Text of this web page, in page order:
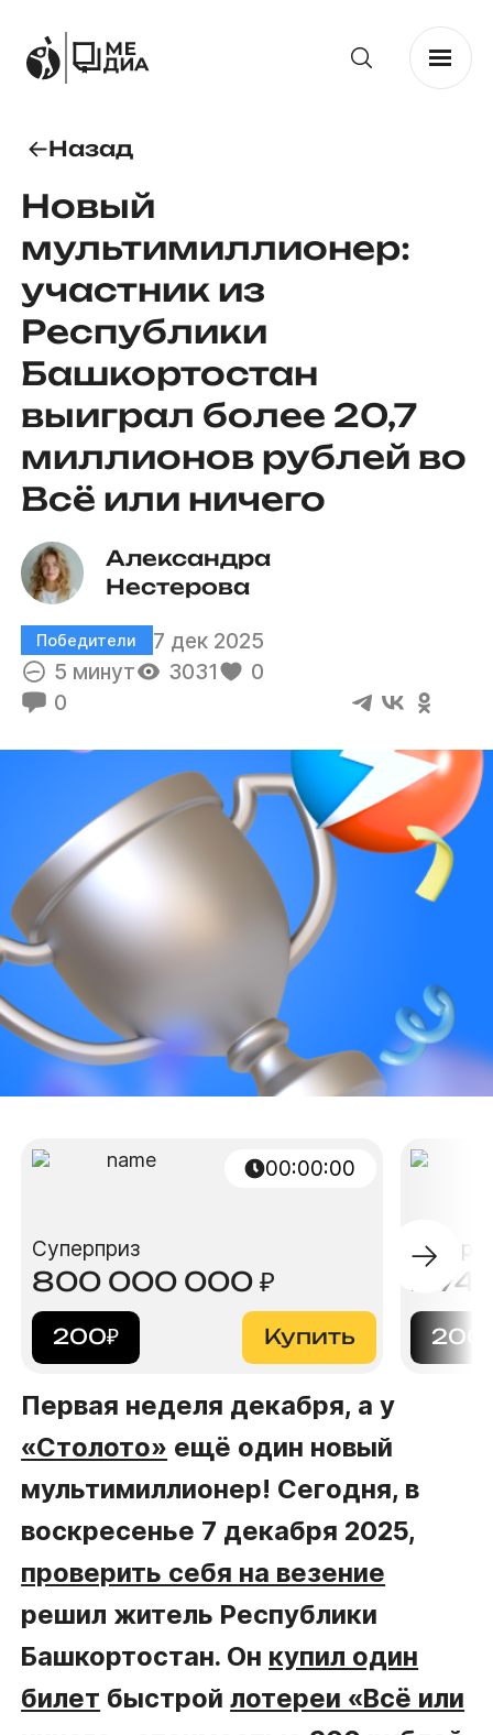
Назад
Новый
мультимиллионер:
участник из
Республики
Башкортостан
выиграл более 20,7
миллионов рублей во
Всё или ничего
Александра
Нестерова
Победители
7 дек 2025
5 минут
3031
0
0
00:00:00
Суперприз
800 000 000₽
200₽ Купить
2
200
Первая неделя декабря, а у
«Столото» ещё один новый
мультимиллионер! Сегодня, в
воскресенье 7 декабря 2025,
проверить себя на везение
решил житель Республики
Башкортостан. Он купил один
билет быстройлотереи «Всё или